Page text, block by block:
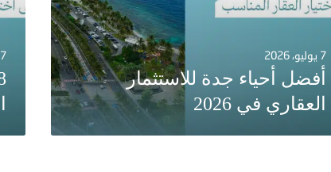
7 يوليو، 2026
أفضل أحياء جدة للاستثمار
العقاري في 2026
7 يوليو، 2026